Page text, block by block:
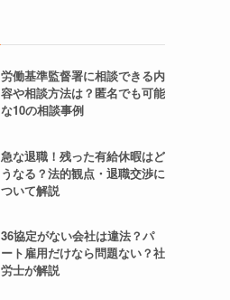
労働基準監督署に相談できる内
容や相談方法は？匿名でも可能
な10の相談事例
急な退職！残った有給休暇はど
うなる？法的観点・退職交渉に
ついて解説
36協定がない会社は違法？パ
ート雇用だけなら問題ない？社
労士が解説